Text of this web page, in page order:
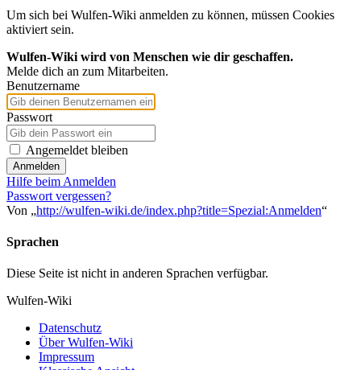
Um sich bei Wulfen-Wiki anmelden zu können, müssen Cookies
aktiviert sein.
Wulfen-Wiki wird von Menschen wie dir geschaffen.
Melde dich an zum Mitarbeiten.
Benutzername
Passwort
Angemeldet bleiben
Anmelden
Hilfe beim Anmelden
Passwort vergessen?
Von „http://wulfen-wiki.de/index.php?title=Spezial:Anmelden“
Sprachen
Diese Seite ist nicht in anderen Sprachen verfügbar.
Wulfen-Wiki
Datenschutz
Über Wulfen-Wiki
Impressum